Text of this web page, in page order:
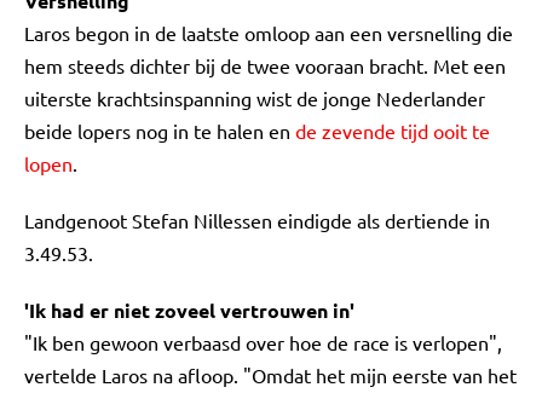
Laros begon in de laatste omloop aan een versnelling die
hem steeds dichter bij de twee vooraan bracht. Met een
uiterste krachtsinspanning wist de jonge Nederlander
beide lopers nog in te halen en de zevende tijd ooit te
lopen.
Landgenoot Stefan Nillessen eindigde als dertiende in
3.49.53.
'Ik had er niet zoveel vertrouwen in'
"Ik ben gewoon verbaasd over hoe de race is verlopen",
vertelde Laros na afloop. "Omdat het mijn eerste van het